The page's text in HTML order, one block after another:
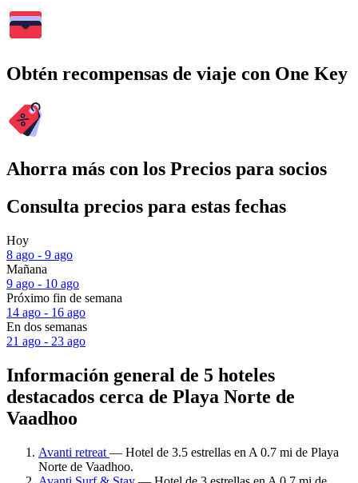
Obtén recompensas de viaje con One Key
Ahorra más con los Precios para socios
Consulta precios para estas fechas
Hoy
8 ago - 9 ago
Mañana
9 ago - 10 ago
Próximo fin de semana
14 ago - 16 ago
En dos semanas
21 ago - 23 ago
Información general de 5 hoteles
destacados cerca de Playa Norte de
Vaadhoo
Avanti retreat — Hotel de 3.5 estrellas en A 0.7 mi de Playa
Norte de Vaadhoo.